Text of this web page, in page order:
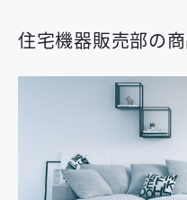
住宅機器販売部の